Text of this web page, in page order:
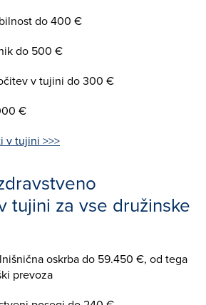
do 400 €
do 500 €
v tujini do 300 €
€
v tujini >>>
tujini za vse družinske
oskrba do 59.450 €, od tega
prevoza